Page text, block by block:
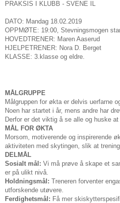
PRAKSIS I KLUBB - SVENE IL
DATO: Mandag 18.02.2019
OPPMØTE: 19:00, Stevningsmogen
HOVEDTRENER: Maren Aaserud
HJELPETRENER: Nora D. Berget
KLASSE: 3.klasse og eldre.
MÅLGRUPPE
Målgruppen for økta er delvis uerfarne
Noen har startet i år, mens andre har
Derfor er det viktig å se alle og huske
MÅL FOR ØKTA
Morsom, motiverende og inspirerende
aktiviteten med skytingen, slik at
DELMÅL
Sosialt mål: Vi må prøve å skape et
er på ulikt nivå.
Holdningsmål: Treneren forventer
utforskende utøvere.
Ferdighetsmål: Få mer